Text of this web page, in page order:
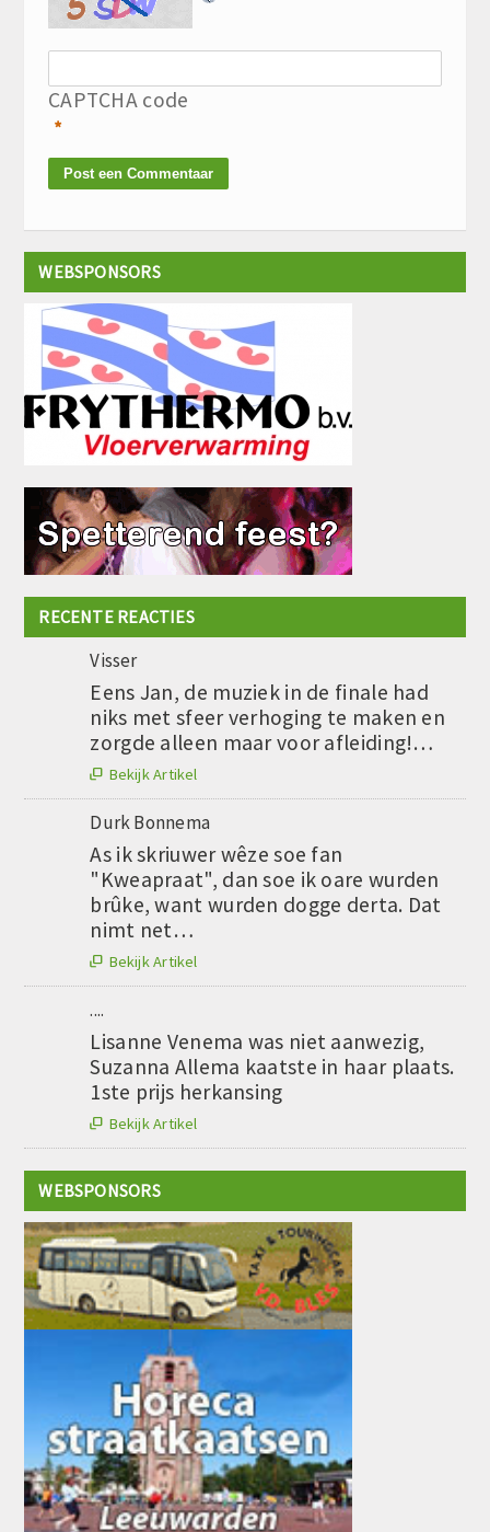
CAPTCHA code
*
WEBSPONSORS
RECENTE REACTIES
Visser
Eens Jan, de muziek in de finale had
niks met sfeer verhoging te maken en
zorgde alleen maar voor afleiding!…
 Bekijk Artikel
Durk Bonnema
As ik skriuwer wêze soe fan
"Kweapraat", dan soe ik oare wurden
brûke, want wurden dogge derta. Dat
nimt net…
 Bekijk Artikel
....
Lisanne Venema was niet aanwezig,
Suzanna Allema kaatste in haar plaats.
1ste prijs herkansing
 Bekijk Artikel
WEBSPONSORS